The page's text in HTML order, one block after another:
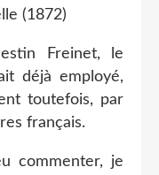
Freinet, le
déjà employé,
toutefois, par
français.
commenter, je